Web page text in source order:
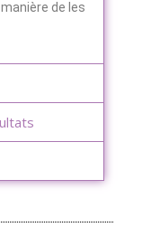
de les